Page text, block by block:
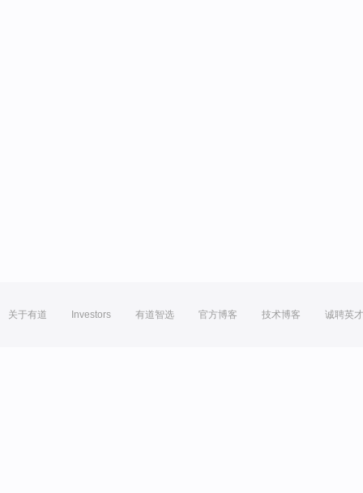
关于有道 Investors 有道智选 官方博客 技术博客 诚聘英才